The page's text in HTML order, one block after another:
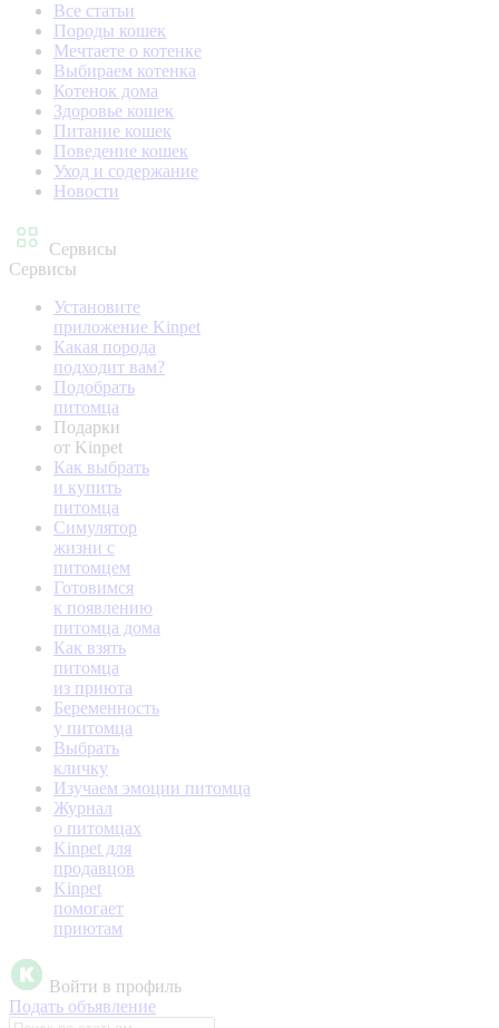
Все статьи
Породы кошек
Мечтаете о котенке
Выбираем котенка
Котенок дома
Здоровье кошек
Питание кошек
Поведение кошек
Уход и содержание
Новости
Сервисы
Сервисы
Установите
приложение Kinpet
Какая порода
подходит вам?
Подобрать
питомца
Подарки
от Kinpet
Как выбрать
и купить
питомца
Симулятор
жизни с
питомцем
Готовимся
к появлению
питомца дома
Как взять
питомца
из приюта
Беременность
у питомца
Выбрать
кличку
Изучаем эмоции питомца
Журнал
о питомцах
Kinpet для
продавцов
Kinpet
помогает
приютам
Войти в профиль
Подать объявление